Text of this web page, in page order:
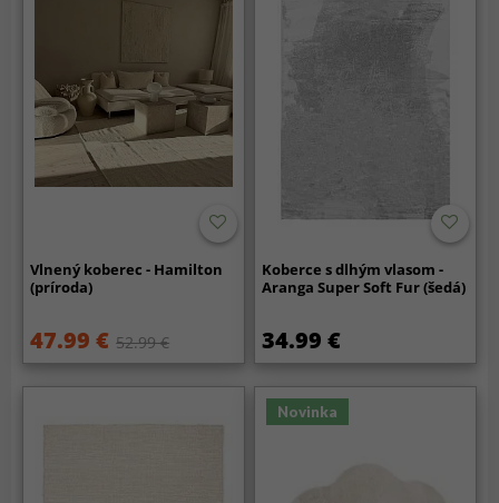
Vlnený koberec - Hamilton
(príroda)
47.99 € 52.99 €
Koberce s dlhým vlasom -
Aranga Super Soft Fur (šedá)
34.99 €
Novinka